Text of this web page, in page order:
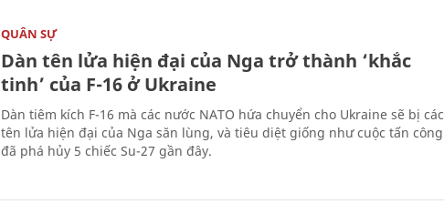
QUÂN SỰ
Dàn tên lửa hiện đại của Nga trở thành ‘khắc
tinh’ của F-16 ở Ukraine
Dàn tiêm kích F-16 mà các nước NATO hứa chuyển cho Ukraine sẽ bị các
tên lửa hiện đại của Nga săn lùng, và tiêu diệt giống như cuộc tấn công
đã phá hủy 5 chiếc Su-27 gần đây.